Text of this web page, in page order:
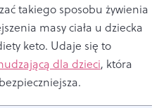
takiego sposobu żywienia
masy ciała u dziecka
keto. Udaje się to
dla dzieci, która